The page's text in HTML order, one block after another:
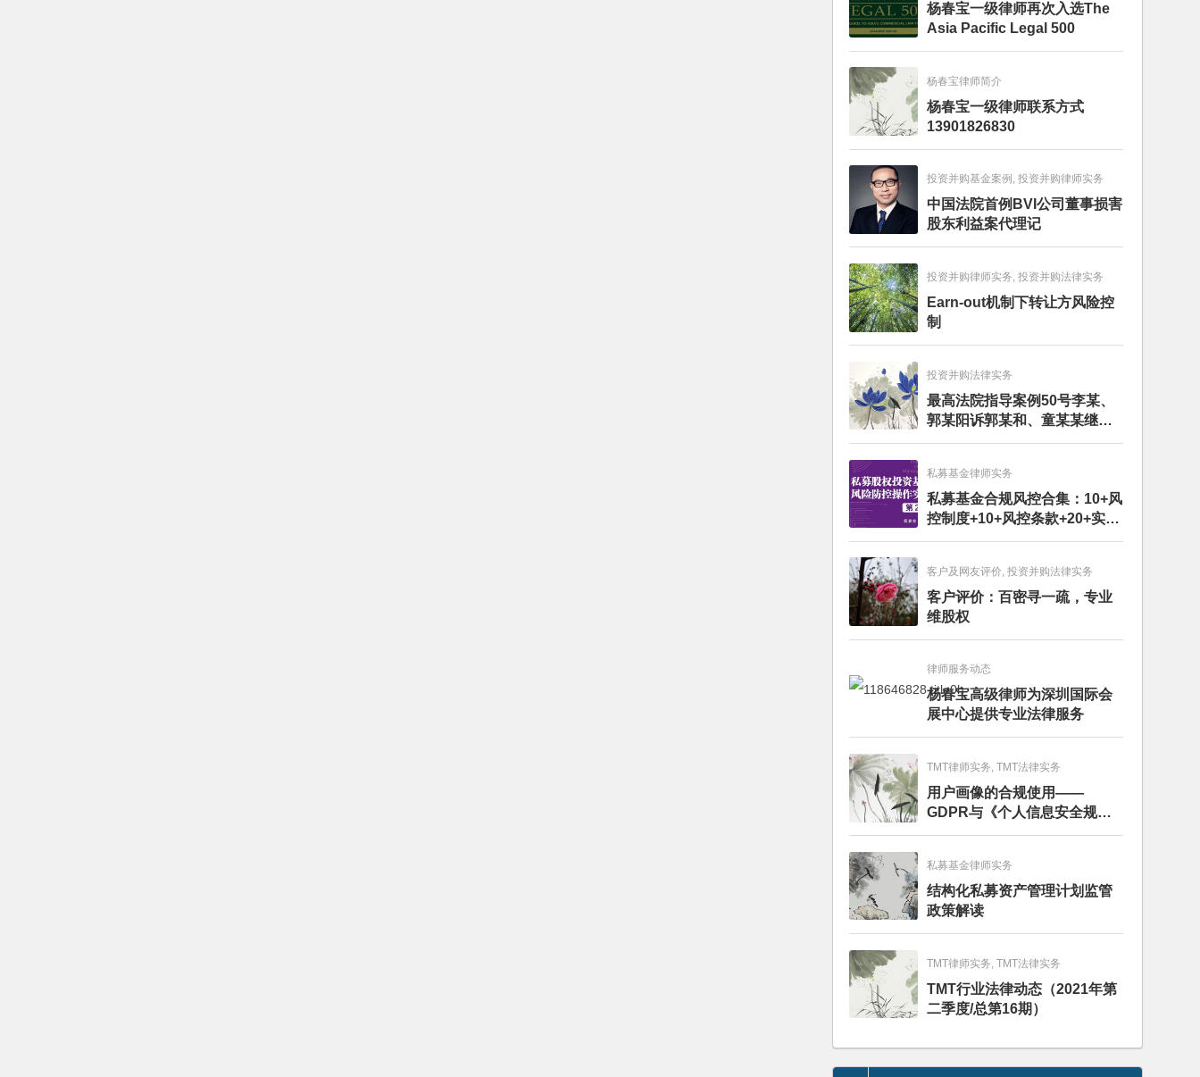
杨春宝一级律师再次入选The
Asia Pacific Legal 500
杨春宝律师简介
杨春宝一级律师联系方式
13901826830
投资并购基金案例, 投资并购律师实务
中国法院首例BVI公司董事损害
股东利益案代理记
投资并购律师实务, 投资并购法律实务
Earn-out机制下转让方风险控
制
投资并购法律实务
最高法院指导案例50号李某、
郭某阳诉郭某和、童某某继承
纠纷案
私募基金律师实务
私募基金合规风控合集：10+风
控制度+10+风控条款+20+实务
文章+每月动态
客户及网友评价, 投资并购法律实务
客户评价：百密寻一疏，专业
维股权
律师服务动态
杨春宝高级律师为深圳国际会
展中心提供专业法律服务
TMT律师实务, TMT法律实务
用户画像的合规使用——
GDPR与《个人信息安全规
范》的比较分析
私募基金律师实务
结构化私募资产管理计划监管
政策解读
TMT律师实务, TMT法律实务
TMT行业法律动态（2021年第
二季度/总第16期）